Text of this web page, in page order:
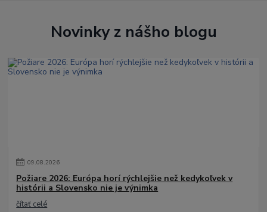
Novinky z nášho blogu
09.08.2026
Požiare 2026: Európa horí rýchlejšie než kedykoľvek v
histórii a Slovensko nie je výnimka
čítať celé